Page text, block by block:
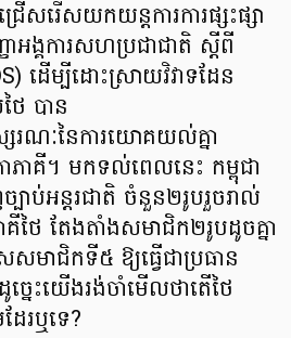
ើសរើសយកយន្តការការផ្សះផ្សា
ង្គការសហប្រជាជាតិ ស្តីពី
ដើម្បីដោះស្រាយវិវាទដែន
ៃ បាន
ណៈនៃការយោគយល់គ្នា
ាគី។ មកទល់ពេលនេះ កម្ពុជា
បាប់អន្តរជាតិ ចំនួន២រូបរួចរាល់
ៃ តែងតាំងសមាជិក២រូបដូចគ្នា
មាជិកទី៥ ឱ្យធ្វើជាប្រធាន
នេះយើងរង់ចាំមើលថាតើថៃ
រឬទេ?